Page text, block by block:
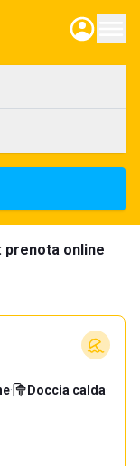
prenota online
· Doccia calda·